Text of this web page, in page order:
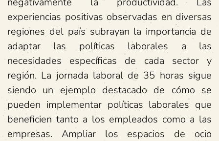
experiencias positivas observadas en diversas
regiones del país subrayan la importancia de
adaptar las políticas laborales a las
necesidades específicas de cada sector y
región. La jornada laboral de 35 horas sigue
siendo un ejemplo destacado de cómo se
pueden implementar políticas laborales que
beneficien tanto a los empleados como a las
empresas. Ampliar los espacios de ocio